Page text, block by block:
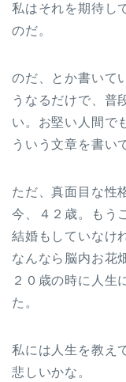
私はそれを期待し
のだ。
のだ、とか書いて
うなるだけで、普
い。お堅い人間で
ういう文章を書い
ただ、真面目な性
今、４２歳。もう
結婚もしていなけ
なんなら脳内お花
２０歳の時に人生
た。
私には人生を教え
悲しいかな。